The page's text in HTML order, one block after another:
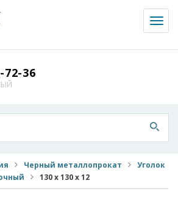
72-36
Черный металлопрокат
Уголок
130 х 130 х 12